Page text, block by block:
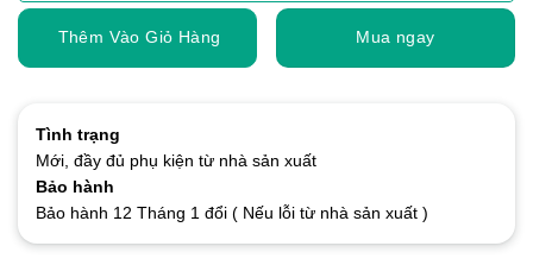
Thêm Vào Giỏ Hàng Mua ngay
Tình trạng
Mới, đầy đủ phụ kiện từ nhà sản xuất
Bảo hành
Bảo hành 12 Tháng 1 đổi ( Nếu lỗi từ nhà sản xuất )